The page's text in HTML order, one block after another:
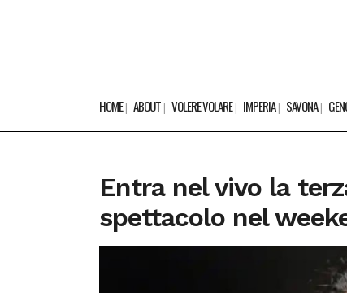
HOME ABOUT VOLERE VOLARE IMPERIA SAVONA
Entra nel vivo la
spettacolo nel